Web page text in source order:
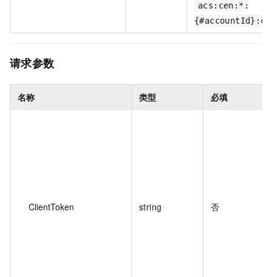
acs:cen:*:
请求参数
名称 类型 必填
ClientToken string 否